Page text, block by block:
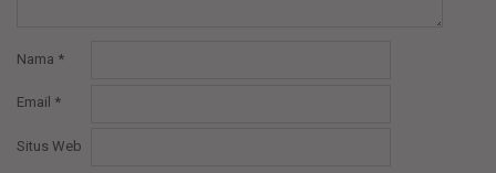
Nama *
Email *
Situs Web